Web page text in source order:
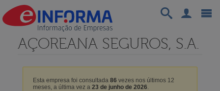
AÇOREANA SEGUROS, S.A.
Esta empresa foi consultada 86 vezes nos últimos 12
meses, a última vez a 23 de junho de 2026.